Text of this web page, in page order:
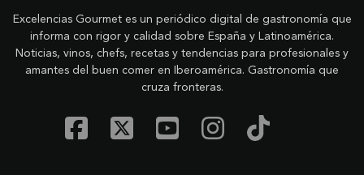
Excelencias Gourmet es un periódico digital de gastronomía que
informa con rigor y calidad sobre España y Latinoamérica.
Noticias, vinos, chefs, recetas y tendencias para profesionales y
amantes del buen comer en Iberoamérica. Gastronomía que
cruza fronteras.